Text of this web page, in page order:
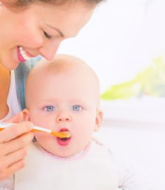
Hlasovat můžete až do
z počítače, ale i z
odpadků zanechali i